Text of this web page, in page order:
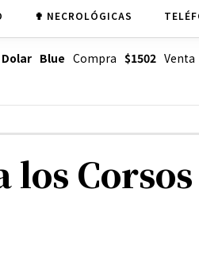
✟ NECROLÓGICAS
Dolar Blue Compra $1502Venta
Corsos